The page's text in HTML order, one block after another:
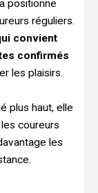
positionne
réguliers.
convient
confirmés
les plaisirs.
plus haut, elle
coureurs
les